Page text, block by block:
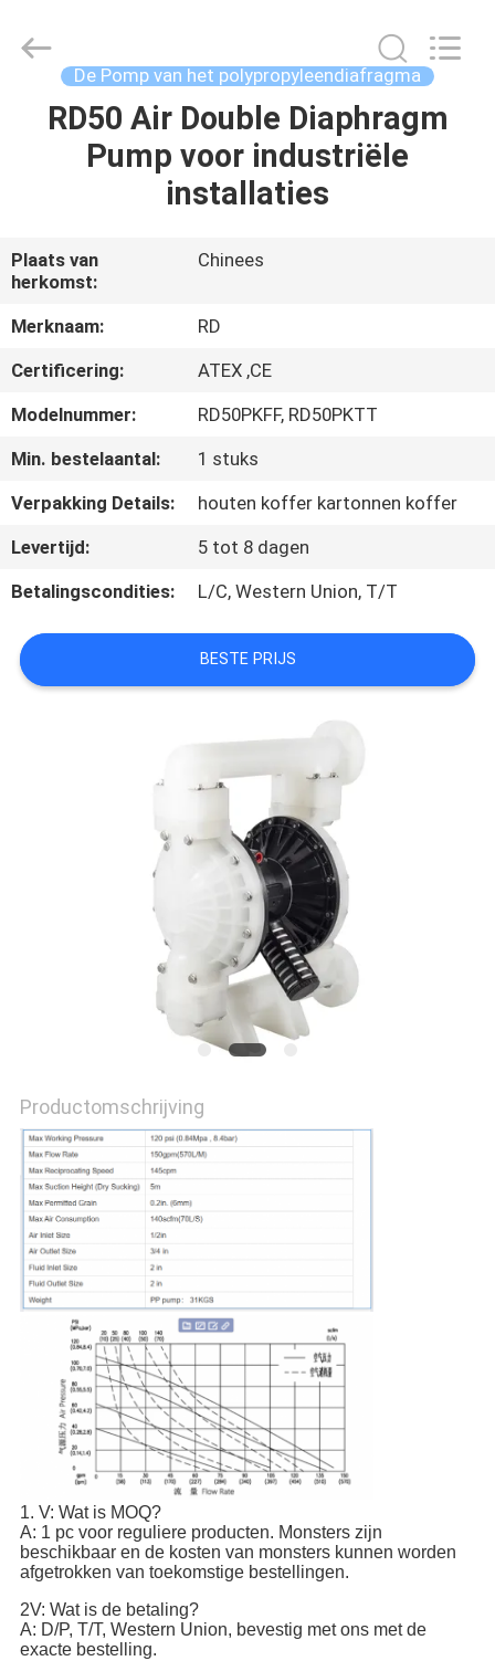
THUIS
PRODUCTEN
VIDEOS
OVER
ONS
KWALITEITSCONTROLE
CONTACTEER
NIEUWS
PRIVACY
POLICY
FLUID
CONVEYOR
De Pomp van het polypropyleendiafragma
RD50 Air Double Diaphragm
Pump voor industriële
installaties
Plaats van
herkomst:
Chinees
Merknaam:
RD
Certificering:
ATEX ,CE
Modelnummer:
RD50PKFF, RD50PKTT
Min. bestelaantal:
1 stuks
Verpakking Details:
houten koffer kartonnen koffer
Levertijd:
5 tot 8 dagen
Betalingscondities:
L/C, Western Union, T/T
BESTE PRIJS
Productomschrijving
1. V: Wat is MOQ?
A: 1 pc voor reguliere producten. Monsters zijn
beschikbaar en de kosten van monsters kunnen worden
afgetrokken van toekomstige bestellingen.
2V: Wat is de betaling?
A: D/P, T/T, Western Union, bevestig met ons met de
exacte bestelling.